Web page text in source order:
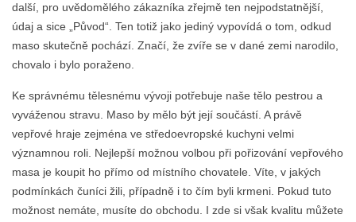
další, pro uvědomělého zákazníka zřejmě ten nejpodstatnější,
údaj a sice „Původ“. Ten totiž jako jediný vypovídá o tom, odkud
maso skutečně pochází. Značí, že zvíře se v dané zemi narodilo,
chovalo i bylo poraženo.
Ke správnému tělesnému vývoji potřebuje naše tělo pestrou a
vyváženou stravu. Maso by mělo být její součástí. A právě
vepřové hraje zejména ve středoevropské kuchyni velmi
významnou roli. Nejlepší možnou volbou při pořizování vepřového
masa je koupit ho přímo od místního chovatele. Víte, v jakých
podmínkách čuníci žili, případně i to čím byli krmeni. Pokud tuto
možnost nemáte, musíte do obchodu. I zde si však kvalitu můžete